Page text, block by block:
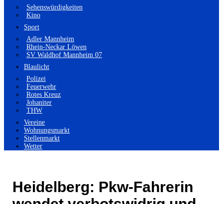
Sehenswürdigkeiten
Kino
Sport
Adler Mannheim
Rhein-Neckar Löwen
SV Waldhof Mannheim 07
Blaulicht
Polizei
Feuerwehr
Rotes Kreuz
Johaniter
THW
Vereine
Wohnungsmarkt
Stellenmarkt
Wetter
Heidelberg: Pkw-Fahrerin